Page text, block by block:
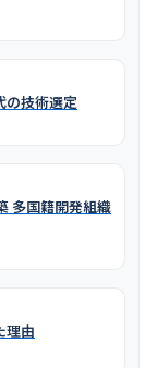
の技術選定
多国籍開発組織
理由